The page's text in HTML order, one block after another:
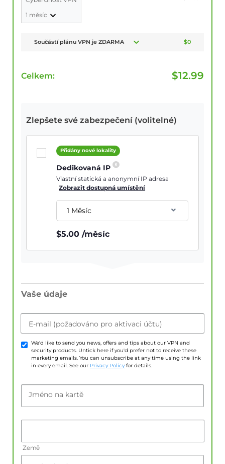
1 měsíc
Součástí plánu VPN je ZDARMA $0
Celkem: $12.99
Zlepšete své zabezpečení (volitelné)
Přidány nové lokality
Dedikovaná IP
Vlastní statická a anonymní IP adresa
Zobrazit dostupná umístění
1 Měsíc
$5.00 /měsíc
Vaše údaje
E-mail (požadováno pro aktivaci účtu)
We'd like to send you news, offers and tips about our VPN and
security products. Untick here if you'd prefer not to receive these
marketing emails. You can unsubscribe at any time using the link
in every email. See our Privacy Policy for details.
Jméno na kartě
Země